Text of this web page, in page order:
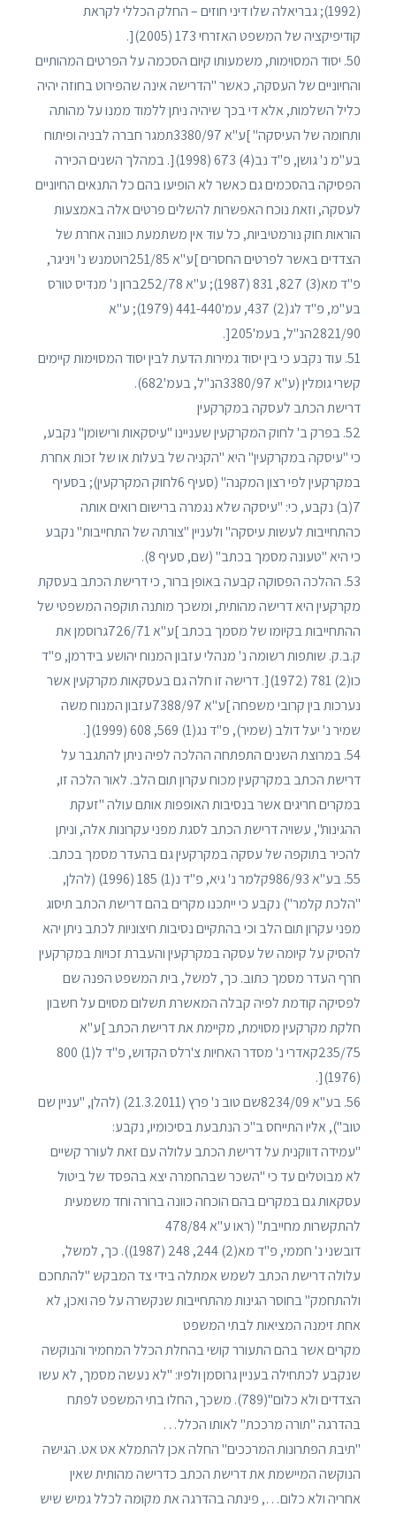
(1992); גבריאלה שלו דיני חוזים – החלק הכללי לקראת
קודיפיקציה של המשפט האזרחי 173 (2005)[.
50. יסוד המסוימות, משמעותו קיום הסכמה על הפרטים המהותיים
והחיוניים של העסקה, כאשר "הדרישה אינה שהפירוט בחוזה יהיה
כליל השלמות, אלא די בכך שיהיה ניתן ללמוד ממנו על מהותה
ותחומה של העיסקה" ]ע"א 3380/97תמגר חברה לבניה ופיתוח
בע"מ נ' גושן, פ"ד נב(4) 673 (1998)[. במהלך השנים הכירה
הפסיקה בהסכמים גם כאשר לא הופיעו בהם כל התנאים החיוניים
לעסקה, וזאת נוכח האפשרות להשלים פרטים אלה באמצעות
הוראות חוק נורמטיביות, כל עוד אין משתמעת כוונה אחרת של
הצדדים באשר לפרטים החסרים ]ע"א 251/85רוטמנש נ' ויניגר,
פ"ד מא(3) 827, 831 (1987); ע"א 252/78ברון נ' מנדיס טורס
בע"מ, פ"ד לג(2) 437, עמ'441-440 (1979); ע"א
2821/90הנ"ל, בעמ'205[.
51. עוד נקבע כי בין יסוד גמירות הדעת לבין יסוד המסוימות קיימים
קשרי גומלין (ע"א 3380/97הנ"ל, בעמ'682).
דרישת הכתב לעסקה במקרקעין
52. בפרק ב' לחוק המקרקעין שעניינו "עיסקאות ורישומן" נקבע,
כי "עיסקה במקרקעין" היא "הקניה של בעלות או של זכות אחרת
במקרקעין לפי רצון המקנה" (סעיף 6לחוק המקרקעין); בסעיף
7(ב) נקבע, כי: "עיסקה שלא נגמרה ברישום רואים אותה
כהתחייבות לעשות עיסקה" ולעניין "צורתה של התחייבות" נקבע
כי היא "טעונה מסמך בכתב" (שם, סעיף 8).
53. ההלכה הפסוקה קבעה באופן ברור, כי דרישת הכתב בעסקת
מקרקעין היא דרישה מהותית, ומשכך מותנה תוקפה המשפטי של
ההתחייבות בקיומו של מסמך בכתב ]ע"א 726/71גרוסמן את
ק.ב.ק. שותפות רשומה נ' מנהלי עזבון המנוח יהושע בידרמן, פ"ד
כו(2) 781 (1972)[. דרישה זו חלה גם בעסקאות מקרקעין אשר
נערכות בין קרובי משפחה ]ע"א 7388/97עזבון המנוח משה
שמיר נ' יעל דולב (שמיר), פ"ד נג(1) 569, 608 (1999)[.
54. במרוצת השנים התפתחה ההלכה לפיה ניתן להתגבר על
דרישת הכתב במקרקעין מכוח עקרון תום הלב. לאור הלכה זו,
במקרים חריגים אשר בנסיבות האופפות אותם עולה "זעקת
ההגינות", עשויה דרישת הכתב לסגת מפני עקרונות אלה, וניתן
להכיר בתוקפה של עסקה במקרקעין גם בהעדר מסמך בכתב.
55. בע"א 986/93קלמר נ' גיא, פ"ד נ(1) 185 (1996) (להלן,
"הלכת קלמר") נקבע כי ייתכנו מקרים בהם דרישת הכתב תיסוג
מפני עקרון תום הלב וכי בהתקיים נסיבות חיצוניות לכתב ניתן יהא
להסיק על קיומה של עסקה במקרקעין והעברת זכויות במקרקעין
חרף העדר מסמך כתוב. כך, למשל, בית המשפט הפנה שם
לפסיקה קודמת לפיה קבלה המאשרת תשלום מסוים על חשבון
חלקת מקרקעין מסוימת, מקיימת את דרישת הכתב ]ע"א
235/75קאדרי נ' מסדר האחיות צ'רלס הקדוש, פ"ד ל(1) 800
(1976)[.
56. בע"א 8234/09שם טוב נ' פרץ (21.3.2011) (להלן, "עניין שם
טוב"), אליו התייחס ב"כ הנתבעת בסיכומיו, נקבע:
"עמידה דווקנית על דרישת הכתב עלולה עם זאת לעורר קשיים
לא מבוטלים עד כי "השכר שבהחמרה יצא בהפסד של ביטול
עסקאות גם במקרים בהם הוכחה כוונה ברורה וחד משמעית
להתקשרות מחייבת" (ראו ע"א 478/84
דובשני נ' חממי, פ"ד מא(2) 244, 248 (1987)). כך, למשל,
עלולה דרישת הכתב לשמש אמתלה בידי צד המבקש "להתחכם
ולהתחמק" בחוסר הגינות מהתחייבות שנקשרה על פה ואכן, לא
אחת זימנה המציאות לבתי המשפט
מקרים אשר בהם התעורר קושי בהחלת הכלל המחמיר והנוקשה
שנקבע לכתחילה בעניין גרוסמן ולפיו: "לא נעשה מסמך, לא עשו
הצדדים ולא כלום"(789). משכך, החלו בתי המשפט לפתח
בהדרגה "תורה מרככת" לאותו הכלל…
"תיבת הפתרונות המרככים" החלה אכן להתמלא אט אט. הגישה
הנוקשה המיישמת את דרישת הכתב כדרישה מהותית שאין
אחריה ולא כלום…, פינתה בהדרגה את מקומה לכלל גמיש שיש